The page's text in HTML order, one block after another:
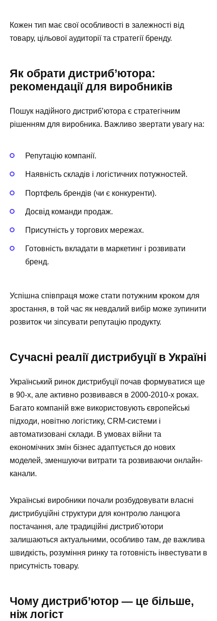
Кожен тип має свої особливості в залежності від
товару, цільової аудиторії та стратегії бренду.
Як обрати дистриб’ютора:
рекомендації для виробників
Пошук надійного дистриб’ютора є стратегічним
рішенням для виробника. Важливо звертати увагу на:
Репутацію компанії.
Наявність складів і логістичних потужностей.
Портфель брендів (чи є конкуренти).
Досвід команди продаж.
Присутність у торгових мережах.
Готовність вкладати в маркетинг і розвивати
бренд.
Успішна співпраця може стати потужним кроком для
зростання, в той час як невдалий вибір може зупинити
розвиток чи зіпсувати репутацію продукту.
Сучасні реалії дистрибуції в Україні
Український ринок дистрибуції почав формуватися ще
в 90-х, але активно розвивався в 2000-2010-х роках.
Багато компаній вже використовують європейські
підходи, новітню логістику, CRM-системи і
автоматизовані склади. В умовах війни та
економічних змін бізнес адаптується до нових
моделей, зменшуючи витрати та розвиваючи онлайн-
канали.
Українські виробники почали розбудовувати власні
дистрибуційні структури для контролю ланцюга
постачання, але традиційні дистриб’ютори
залишаються актуальними, особливо там, де важлива
швидкість, розуміння ринку та готовність інвестувати в
присутність товару.
Чому дистриб’ютор — це більше,
ніж логіст